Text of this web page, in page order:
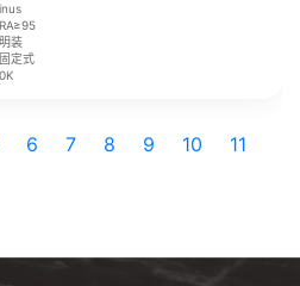
装
定式
6 7 8 9 10
11